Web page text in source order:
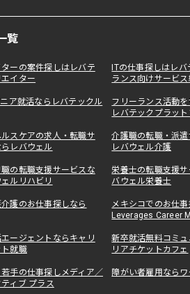
覧
ーの案件探しはレバテ
イター
ITの仕事探しはレ
ランス向けサービス
ア就活ならレバテックル
フリーランス活動
レバテックプラッ
ルスケアの求人・転職サ
レバウェル
介護職の転職・派遣
レバウェル介護
職の転職支援サービスな
ルリハビリ
栄養士の転職支援
バウェル栄養士
護のお仕事探しなら
メキシコでのお仕
Leverages Career
ージェントならキャリ
就職
新卒就活無料コミ
リアチケットカフェ
手の仕事探しメディア／
ィブ プラス
障がい者雇用ならワ